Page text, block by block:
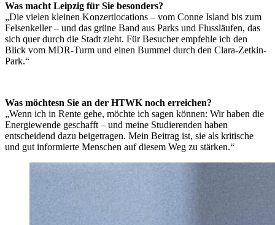
Was macht Leipzig für Sie besonders?
„Die vielen kleinen Konzertlocations – vom Conne Island bis zum
Felsenkeller – und das grüne Band aus Parks und Flussläufen, das
sich quer durch die Stadt zieht. Für Besucher empfehle ich den
Blick vom MDR-Turm und einen Bummel durch den Clara-Zetkin-
Park.“
Was möchtesn Sie an der HTWK noch erreichen?
„Wenn ich in Rente gehe, möchte ich sagen können: Wir haben die
Energiewende geschafft – und meine Studierenden haben
entscheidend dazu beigetragen. Mein Beitrag ist, sie als kritische
und gut informierte Menschen auf diesem Weg zu stärken.“